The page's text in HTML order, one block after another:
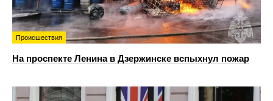
Происшествия
На проспекте Ленина в Дзержинске вспыхнул пожар